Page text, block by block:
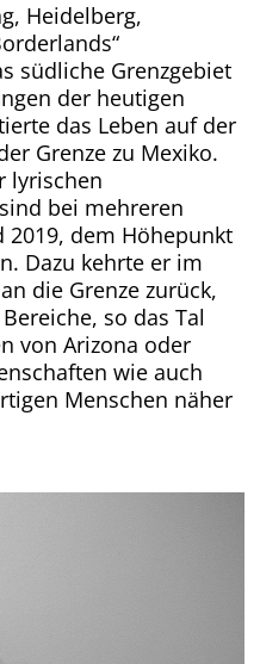
Heidelberg,
südliche Grenzgebiet
der heutigen
das Lebenauf der
Grenze zu Mexiko.
lyrischen
sind bei mehreren
2019, dem Höhepunkt
Dazu kehrte er im
die Grenze zurück,
so das Tal
von Arizona oder
wie auch
Menschen näher